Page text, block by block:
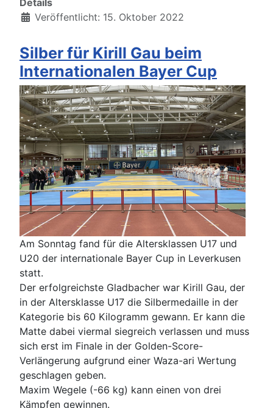
Details
Veröffentlicht: 15. Oktober 2022
Silber für Kirill Gau beim
Internationalen Bayer Cup
Am Sonntag fand für die Altersklassen U17 und
U20 der internationale Bayer Cup in Leverkusen
statt.
Der erfolgreichste Gladbacher war Kirill Gau, der
in der Altersklasse U17 die Silbermedaille in der
Kategorie bis 60 Kilogramm gewann. Er kann die
Matte dabei viermal siegreich verlassen und muss
sich erst im Finale in der Golden-Score-
Verlängerung aufgrund einer Waza-ari Wertung
geschlagen geben.
Maxim Wegele (-66 kg) kann einen von drei
Kämpfen gewinnen.